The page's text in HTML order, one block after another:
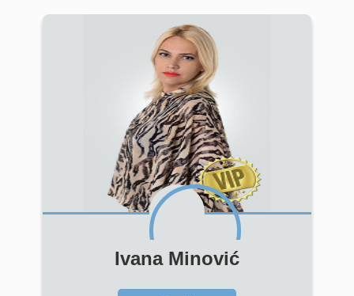
Ivana Minović